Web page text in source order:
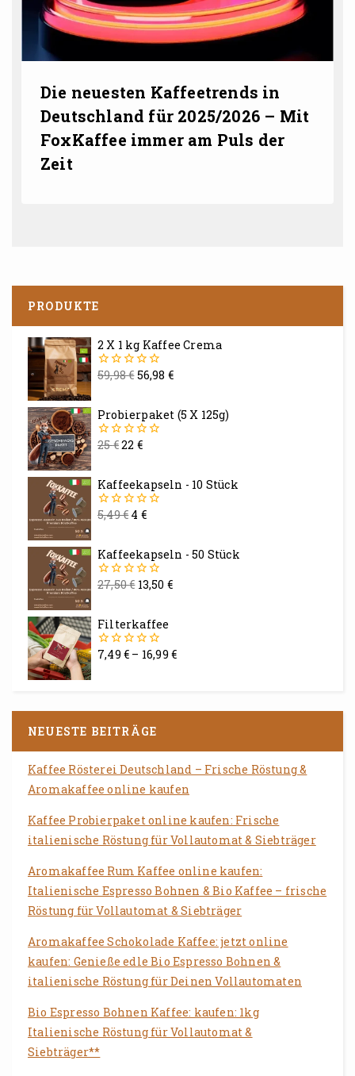
Die neuesten Kaffeetrends in
Deutschland für 2025/2026 – Mit
FoxKaffee immer am Puls der
Zeit
PRODUKTE
2 X 1 kg Kaffee Crema
0
59,98€56,98 €
Probierpaket (5 X 125g)
0
25€22 €
Kaffeekapseln - 10 Stück
0
5,49€4 €
Kaffeekapseln - 50 Stück
0
27,50€ 13,50 €
Filterkaffee
0
7,49 € – 16,99€
NEUESTE BEITRÄGE
Kaffee Rösterei Deutschland – Frische Röstung &
Aromakaffee online kaufen
Kaffee Probierpaket online kaufen: Frische
italienische Röstung für Vollautomat & Siebträger
Aromakaffee Rum Kaffee online kaufen:
Italienische Espresso Bohnen & Bio Kaffee – frische
Röstung für Vollautomat & Siebträger
Aromakaffee Schokolade Kaffee: jetzt online
kaufen: Genieße edle Bio Espresso Bohnen &
italienische Röstung für Deinen Vollautomaten
Bio Espresso Bohnen Kaffee: kaufen: 1kg
Italienische Röstung für Vollautomat &
Siebträger**